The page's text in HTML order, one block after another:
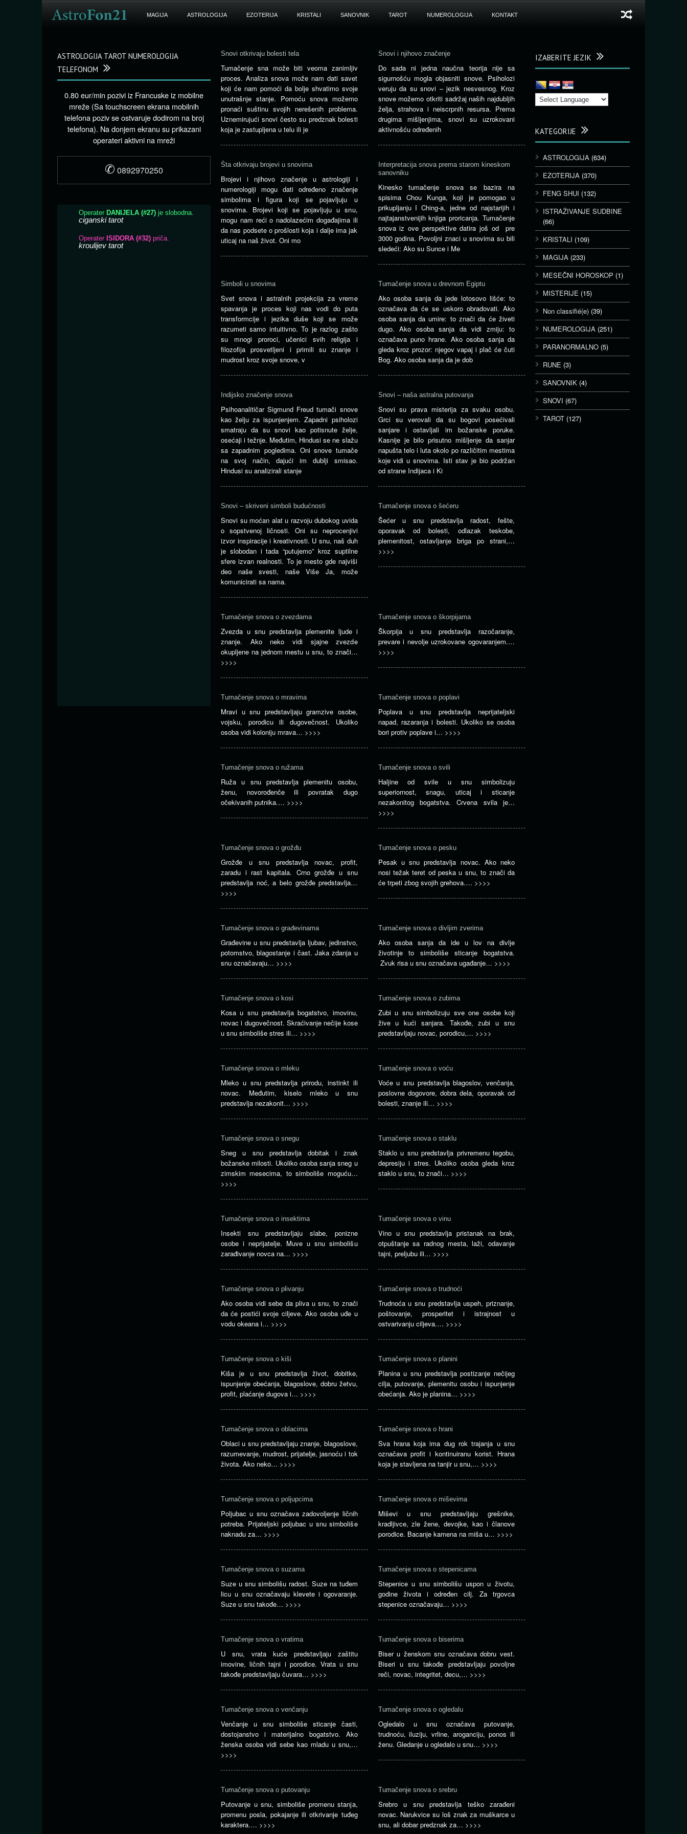
MAGIJA ASTROLOGIJA EZOTERIJA KRISTALI SANOVNIK TAROT NUMEROLOGIJA KONTAKT
Snovi otkrivaju bolesti tela
Tumačenje sna može biti veoma zanimljiv
proces. Analiza snova može nam dati savet
koji će nam pomoći da bolje shvatimo svoje
unutrašnje stanje. Pomoću snova možemo
pronaći suštinu svojih nerešenih problema.
Uznemirujući snovi često su predznak bolesti
koja je zastupljena u telu ili je
Snovi i njihovo značenje
Do sada ni jedna naučna teorija nije sa
sigurnošću mogla objasniti snove. Psiholozi
veruju da su snovi – jezik nesvesnog. Kroz
snove možemo otkriti sadržaj naših najdubljih
želja, strahova i neiscrpnih resursa. Prema
drugima mišljenjima, snovi su uzrokovani
aktivnošću određenih
Šta otkrivaju brojevi u snovima
Brojevi i njihovo značenje u astrologiji i
numerologiji mogu dati određeno značenje
simbolima i figura koji se pojavljuju u
snovima. Brojevi koji se pojavljuju u snu,
mogu nam reći o nadolazećim događajima ili
da nas podsete o prošlosti koja i dalje ima jak
uticaj na naš život. Oni mo
Interpretacija snova prema starom kineskom
sanovniku
Kinesko tumačenje snova se bazira na
spisima Chou Kunga, koji je pomogao u
prikupljanju I Ching-a, jedne od najstarijih i
najtajanstvenijih knjiga proricanja. Tumačenje
snova iz ove perspektive datira još od pre
3000 godina. Povoljni znaci u snovima su bili
sledeći: Ako su Sunce i Me
Simboli u snovima
Svet snova i astralnih projekcija za vreme
spavanja je proces koji nas vodi do puta
transformcije i jezika duše koji se može
razumeti samo intuitivno. To je razlog zašto
su mnogi proroci, učenici svih religija i
filozofija prosvetljeni i primili su znanje i
mudrost kroz svoje snove, v
Tumačenje snova u drevnom Egiptu
Ako osoba sanja da jede lotosovo lišće: to
označava da će se uskoro obradovati. Ako
osoba sanja da umire: to znači da će živeti
dugo. Ako osoba sanja da vidi zmiju: to
označava puno hrane. Ako osoba sanja da
gleda kroz prozor: njegov vapaj i plač će čuti
Bog. Ako osoba sanja da je dob
Indijsko značenje snova
Psihoanalitičar Sigmund Freud tumači snove
kao želju za ispunjenjem. Zapadni psiholozi
smatraju da su snovi kao potisnute želje,
osećaji i težnje. Međutim, Hindusi se ne slažu
sa zapadnim pogledima. Oni snove tumače
na svoj način, dajući im dublji smisao.
Hindusi su analizirali stanje
Snovi – naša astralna putovanja
Snovi su prava misterija za svaku osobu.
Grci su verovali da su bogovi posećivali
sanjare i ostavljali im božanske poruke.
Kasnije je bilo prisutno mišljenje da sanjar
napušta telo i luta okolo po različitim mestima
koje vidi u snovima. Isti stav je bio podržan
od strane Indijaca i Ki
Snovi – skriveni simboli budućnosti
Snovi su moćan alat u razvoju dubokog uvida
o sopstvenoj ličnosti. Oni su neprocenjivi
izvor inspiracije i kreativnosti. U snu, naš duh
je slobodan i tada “putujemo” kroz suptilne
sfere izvan realnosti. To je mesto gde najviši
deo naše svesti, naše Više Ja, može
komunicirati sa nama.
Tumačenje snova o šećeru
Šećer u snu predstavlja radost, fešte,
oporavak od bolesti, odlazak teskobe,
plemenitost, ostavljanje briga po strani,…
>>>>
Tumačenje snova o zvezdama
Zvezda u snu predstavlja plemenite ljude i
znanje. Ako neko vidi sjajne zvezde
okupljene na jednom mestu u snu, to znači…
>>>>
Tumačenje snova o škorpijama
Škorpija u snu predstavlja razočaranje,
prevare i nevolje uzrokovane ogovaranjem.…
>>>>
Tumačenje snova o mravima
Mravi u snu predstavljaju gramzive osobe,
vojsku, porodicu ili dugovečnost. Ukoliko
osoba vidi koloniju mrava… >>>>
Tumačenje snova o poplavi
Poplava u snu predstavlja neprijateljski
napad, razaranja i bolesti. Ukoliko se osoba
bori protiv poplave i… >>>>
Tumačenje snova o ružama
Ruža u snu predstavlja plemenitu osobu,
ženu, novorođenče ili povratak dugo
očekivanih putnika.… >>>>
Tumačenje snova o svili
Haljine od svile u snu simbolizuju
superiornost, snagu, uticaj i sticanje
nezakonitog bogatstva. Crvena svila je…
>>>>
Tumačenje snova o grožđu
Grožđe u snu predstavlja novac, profit,
zaradu i rast kapitala. Crno grožđe u snu
predstavlja noć, a belo grožđe predstavlja…
>>>>
Tumačenje snova o pesku
Pesak u snu predstavlja novac. Ako neko
nosi težak teret od peska u snu, to znači da
će trpeti zbog svojih grehova.… >>>>
Tumačenje snova o građevinama
Građevine u snu predstavlja ljubav, jedinstvo,
potomstvo, blagostanje i čast. Jaka zdanja u
snu označavaju… >>>>
Tumačenje snova o divljim zverima
Ako osoba sanja da ide u lov na divlje
životinje to simboliše sticanje bogatstva.
Zvuk risa u snu označava ugađanje… >>>>
Tumačenje snova o kosi
Kosa u snu predstavlja bogatstvo, imovinu,
novac i dugovečnost. Skraćivanje nečije kose
u snu simboliše stres ili… >>>>
Tumačenje snova o zubima
Zubi u snu simbolizuju sve one osobe koji
žive u kući sanjara. Takođe, zubi u snu
predstavljaju novac, porodicu,… >>>>
Tumačenje snova o mleku
Mleko u snu predstavlja prirodu, instinkt ili
novac. Međutim, kiselo mleko u snu
predstavlja nezakonit… >>>>
Tumačenje snova o voću
Voće u snu predstavlja blagoslov, venčanja,
poslovne dogovore, dobra dela, oporavak od
bolesti, znanje ili… >>>>
Tumačenje snova o snegu
Sneg u snu predstavlja dobitak i znak
božanske milosti. Ukoliko osoba sanja sneg u
zimskim mesecima, to simboliše moguću…
>>>>
Tumačenje snova o staklu
Staklo u snu predstavlja privremenu tegobu,
depresiju i stres. Ukoliko osoba gleda kroz
staklo u snu, to znači… >>>>
Tumačenje snova o insektima
Insekti snu predstavljaju slabe, ponizne
osobe i neprijatelje. Muve u snu simbolišu
zarađivanje novca na… >>>>
Tumačenje snova o vinu
Vino u snu predstavlja pristanak na brak,
otpuštanje sa radnog mesta, laži, odavanje
tajni, preljubu ili… >>>>
Tumačenje snova o plivanju
Ako osoba vidi sebe da pliva u snu, to znači
da će postići svoje ciljeve. Ako osoba uđe u
vodu okeana i… >>>>
Tumačenje snova o trudnoći
Trudnoća u snu predstavlja uspeh, priznanje,
poštovanje, prosperitet i istrajnost u
ostvarivanju ciljeva.… >>>>
Tumačenje snova o kiši
Kiša je u snu predstavlja život, dobitke,
ispunjenje obećanja, blagoslove, dobru žetvu,
profit, plaćanje dugova i… >>>>
Tumačenje snova o planini
Planina u snu predstavlja postizanje nečijeg
cilja, putovanje, plemenitu osobu i ispunjenje
obećanja. Ako je planina… >>>>
Tumačenje snova o oblacima
Oblaci u snu predstavljaju znanje, blagoslove,
razumevanje, mudrost, prijatelje, jasnoću i tok
života. Ako neko… >>>>
Tumačenje snova o hrani
Sva hrana koja ima dug rok trajanja u snu
označava profit i kontinuiranu korist. Hrana
koja je stavljena na tanjir u snu,… >>>>
Tumačenje snova o poljupcima
Poljubac u snu označava zadovoljenje ličnih
potreba. Prijateljski poljubac u snu simboliše
naknadu za… >>>>
Tumačenje snova o miševima
Miševi u snu predstavljaju grešnike,
kradljivce, zle žene, devojke, kao i članove
porodice. Bacanje kamena na miša u… >>>>
Tumačenje snova o suzama
Suze u snu simbolišu radost. Suze na tuđem
licu u snu označavaju klevete i ogovaranje.
Suze u snu takođe… >>>>
Tumačenje snova o stepenicama
Stepenice u snu simbolišu uspon u životu,
godine života i određen cilj. Za trgovca
stepenice označavaju… >>>>
Tumačenje snova o vratima
U snu, vrata kuće predstavljaju zaštitu
imovine, ličnih tajni i porodice. Vrata u snu
takođe predstavljaju čuvara… >>>>
Tumačenje snova o biserima
Biser u ženskom snu označava dobru vest.
Biseri u snu takođe predstavljaju povoljne
reči, novac, integritet, decu,… >>>>
Tumačenje snova o venčanju
Venčanje u snu simboliše sticanje časti,
dostojanstvo i materijalno bogatstvo. Ako
ženska osoba vidi sebe kao mladu u snu,…
>>>>
Tumačenje snova o ogledalu
Ogledalo u snu označava putovanje,
trudnoću, iluziju, vrline, aroganciju, ponos ili
ženu. Gledanje u ogledalo u snu… >>>>
Tumačenje snova o putovanju
Putovanje u snu, simboliše promenu stanja,
promenu posla, pokajanje ili otkrivanje tuđeg
karaktera.… >>>>
Tumačenje snova o srebru
Srebro u snu predstavlja teško zarađeni
novac. Narukvice su loš znak za muškarce u
snu, ali dobar predznak za… >>>>
IZABERITE JEZIK
KATEGORIJE
ASTROLOGIJA (634)
EZOTERIJA (370)
FENG SHUI (132)
ISTRAŽIVANJE SUDBINE
(66)
KRISTALI (109)
MAGIJA (233)
MESEČNI HOROSKOP (1)
MISTERIJE (15)
Non classifié(e) (39)
NUMEROLOGIJA (251)
PARANORMALNO (5)
RUNE (3)
SANOVNIK (4)
SNOVI (67)
TAROT (127)
ASTROLOGIJA TAROT NUMEROLOGIJA
TELEFONOM
0.80 eur/min pozivi iz Francuske iz mobilne
mreže (Sa touchscreen ekrana mobilnih
telefona poziv se ostvaruje dodirom na broj
telefona). Na donjem ekranu su prikazani
operateri aktivni na mreži
✆ 0892970250